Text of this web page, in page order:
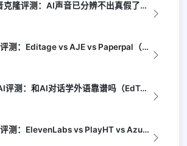
ElevenLabs语音克隆评测：AI声音已分辨不出真假了（Ars Techni...
AI论文编辑服务评测：Editage vs AJE vs Paperpal（Na...
Duolingo Max AI评测：和AI对话学外语靠谱吗（EdTech Rev...
AI语音合成对比评测：ElevenLabs vs PlayHT vs Azure...